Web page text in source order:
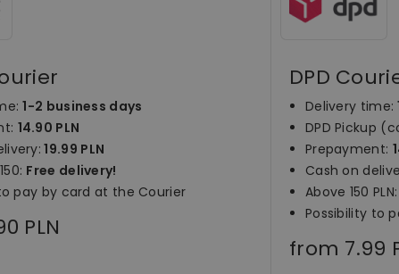
1-2 business days
14.90 PLN
19.99 PLN
Free delivery!
pay by card at the Courier
PLN
DPD
Delivery time:
DPD Pickup
Prepayment:
Cash on
Above 150 PLN:
Possibility to
from 7.99